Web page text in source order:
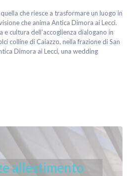
che riesce a trasformare un luogo in
che anima Antica Dimora ai Lecci.
cultura dell’accoglienza dialogano in
colline di Caiazzo, nella frazione di San
Dimora ai Lecci, una wedding
allestimento